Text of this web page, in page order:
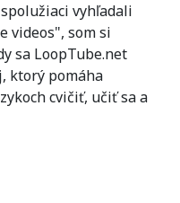
vyhľadali
videos", som si
sa LoopTube.net
ktorý pomáha
cvičiť, učiť sa a